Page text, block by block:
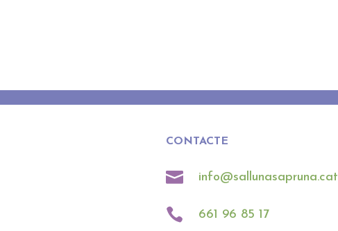
CONTACTE
 info@sallunasapruna.cat
 661 96 85 17